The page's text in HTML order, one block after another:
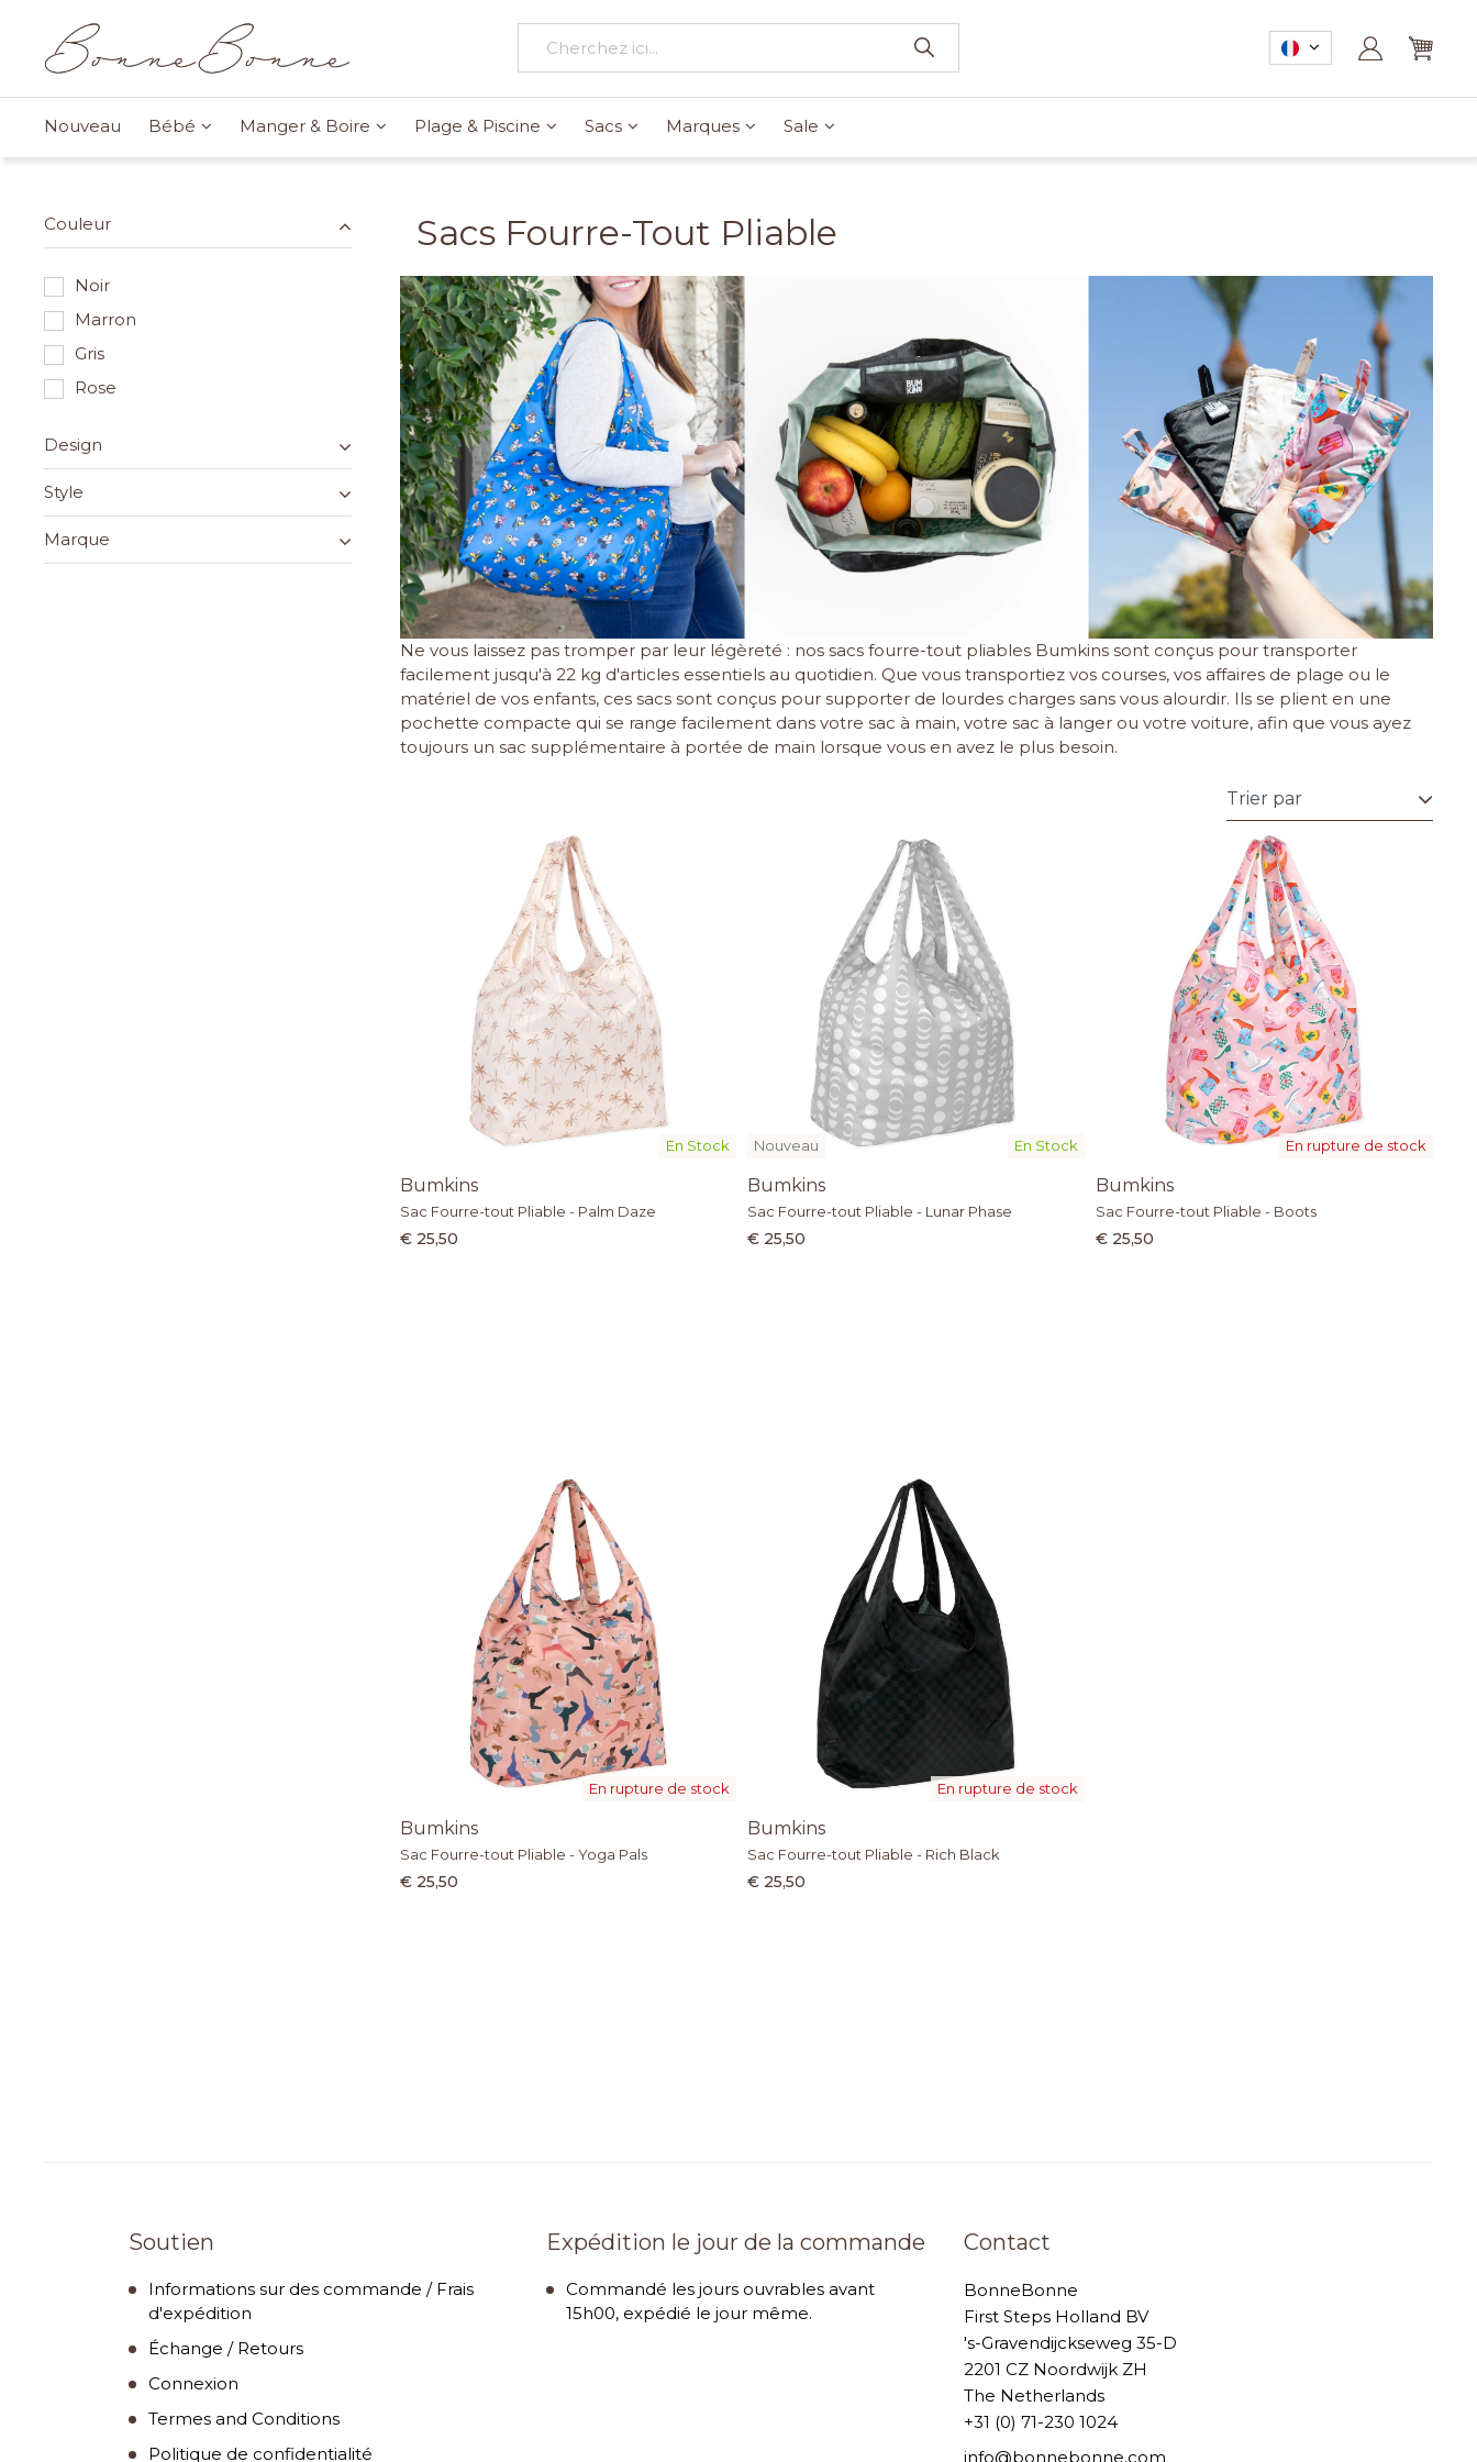
Nouveau Bébé Manger & Boire Plage & Piscine Sacs Marques Sale
Couleur
Noir
Marron
Gris
Rose
Design
Style
Marque
Sacs Fourre-Tout Pliable
Ne vous laissez pas tromper par leur légèreté : nos sacs fourre-tout pliables Bumkins sont conçus pour transporter
facilement jusqu'à 22 kg d'articles essentiels au quotidien. Que vous transportiez vos courses, vos affaires de plage ou le
matériel de vos enfants, ces sacs sont conçus pour supporter de lourdes charges sans vous alourdir. Ils se plient en une
pochette compacte qui se range facilement dans votre sac à main, votre sac à langer ou votre voiture, afin que vous ayez
toujours un sac supplémentaire à portée de main lorsque vous en avez le plus besoin.
En Stock
Bumkins
Sac Fourre-tout Pliable - Palm Daze
€ 25,50
En Stock
Nouveau
Bumkins
Sac Fourre-tout Pliable - Lunar Phase
€ 25,50
En rupture de stock
Bumkins
Sac Fourre-tout Pliable - Boots
€ 25,50
En rupture de stock
Bumkins
Sac Fourre-tout Pliable - Yoga Pals
€ 25,50
En rupture de stock
Bumkins
Sac Fourre-tout Pliable - Rich Black
€ 25,50
Soutien
Informations sur des commande / Frais
d'expédition
Échange / Retours
Connexion
Termes and Conditions
Politique de confidentialité
Expédition le jour de la commande
Commandé les jours ouvrables avant
15h00, expédié le jour même.
Contact
BonneBonne
First Steps Holland BV
's-Gravendijckseweg 35-D
2201 CZ Noordwijk ZH
The Netherlands
+31 (0) 71-230 1024
info@bonnebonne.com